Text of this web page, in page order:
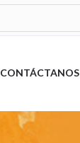
CONTÁCTANOS